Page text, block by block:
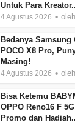
Untuk Para
4 Agustus 2026 oleh
Bedanya Samsung
POCO X8 Pro,
Masing!
4 Agustus 2026 oleh
Bisa Ketemu
OPPO Reno16 F
Promo dan